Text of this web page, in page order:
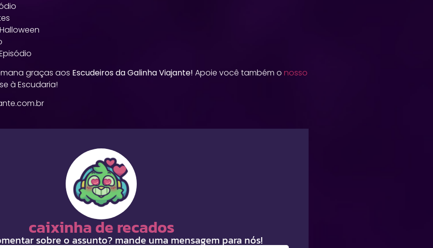
graças aos Escudeiros da Galinha Viajante! Apoie você também o nosso
à Escudaria!
caixinha de recados
sobre o assunto? mande uma mensagem para nós!